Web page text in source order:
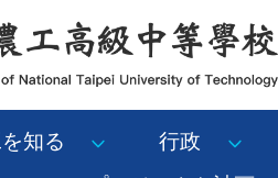
知る 行政